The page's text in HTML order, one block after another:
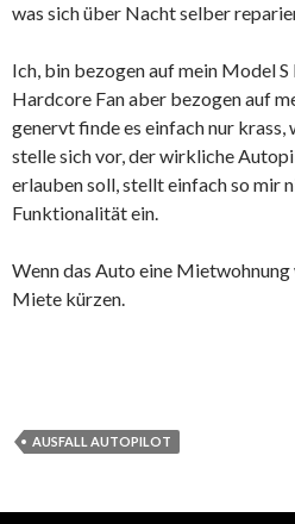
was sich über Nacht selber
Ich, bin bezogen auf mein Model
Hardcore Fan aber bezogen auf
genervt finde es einfach nur krass,
stelle sich vor, der wirkliche
erlauben soll, stellt einfach so mir
Funktionalität ein.
Wenn das Auto eine
Miete kürzen.
AUSFALL AUTOPILOT